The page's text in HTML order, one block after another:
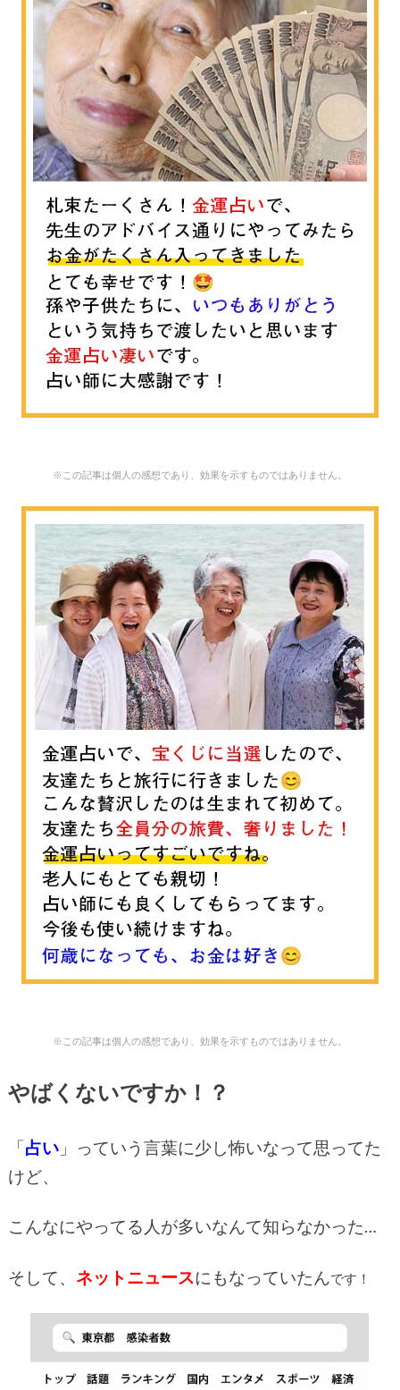
※この記事は個人の感想であり、効果を示すものではありません。
※この記事は個人の感想であり、効果を示すものではありません。
やばくないですか！？
「占い」っていう言葉に少し怖いなって思ってた
けど、
こんなにやってる人が多いなんて知らなかった…
そして、 ネットニュースにもなっていたんです！